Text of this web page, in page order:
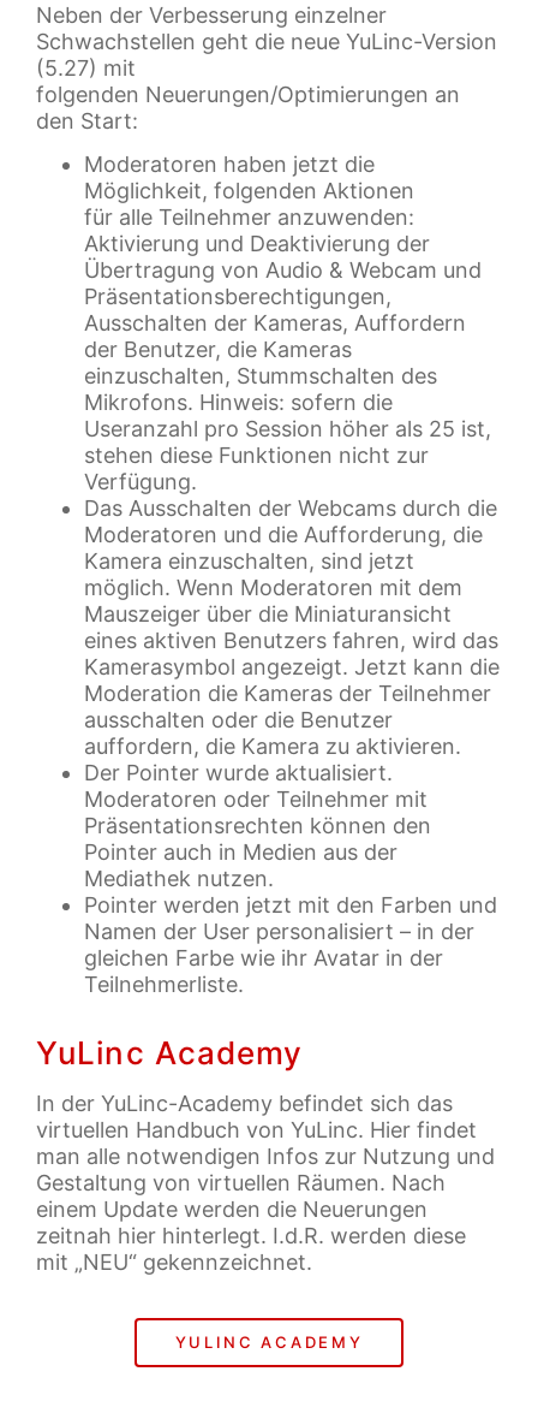
Neben der Verbesserung einzelner
Schwachstellen geht die neue YuLinc-Version
(5.27) mit
folgenden Neuerungen/Optimierungen an
den Start:
Moderatoren haben jetzt die
Möglichkeit, folgenden Aktionen
für alle Teilnehmer anzuwenden:
Aktivierung und Deaktivierung der
Übertragung von Audio & Webcam und
Präsentationsberechtigungen,
Ausschalten der Kameras, Auffordern
der Benutzer, die Kameras
einzuschalten, Stummschalten des
Mikrofons. Hinweis: sofern die
Useranzahl pro Session höher als 25 ist,
stehen diese Funktionen nicht zur
Verfügung.
Das Ausschalten der Webcams durch die
Moderatoren und die Aufforderung, die
Kamera einzuschalten, sind jetzt
möglich. Wenn Moderatoren mit dem
Mauszeiger über die Miniaturansicht
eines aktiven Benutzers fahren, wird das
Kamerasymbol angezeigt. Jetzt kann die
Moderation die Kameras der Teilnehmer
ausschalten oder die Benutzer
auffordern, die Kamera zu aktivieren.
Der Pointer wurde aktualisiert.
Moderatoren oder Teilnehmer mit
Präsentationsrechten können den
Pointer auch in Medien aus der
Mediathek nutzen.
Pointer werden jetzt mit den Farben und
Namen der User personalisiert – in der
gleichen Farbe wie ihr Avatar in der
Teilnehmerliste.
YuLinc Academy
In der YuLinc-Academy befindet sich das
virtuellen Handbuch von YuLinc. Hier findet
man alle notwendigen Infos zur Nutzung und
Gestaltung von virtuellen Räumen. Nach
einem Update werden die Neuerungen
zeitnah hier hinterlegt. I.d.R. werden diese
mit „NEU“ gekennzeichnet.
YULINC ACADEMY